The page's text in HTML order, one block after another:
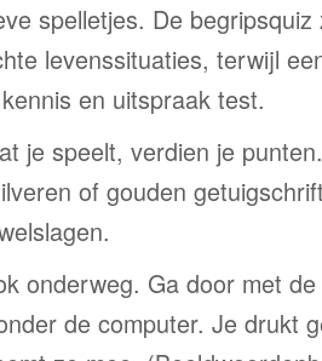
spelletjes. De
levenssituaties, terwijl
en uitspraak test.
je speelt, verdien je
of gouden
onderweg. Ga door met
de computer. Je drukt